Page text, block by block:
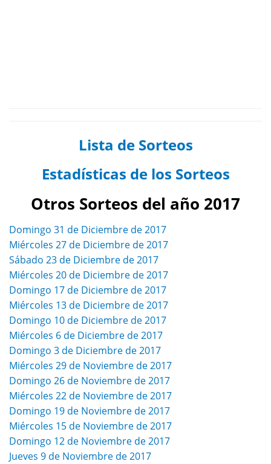
Lista de Sorteos
Estadísticas de los Sorteos
Otros Sorteos del año 2017
Domingo 31 de Diciembre de 2017
Miércoles 27 de Diciembre de 2017
Sábado 23 de Diciembre de 2017
Miércoles 20 de Diciembre de 2017
Domingo 17 de Diciembre de 2017
Miércoles 13 de Diciembre de 2017
Domingo 10 de Diciembre de 2017
Miércoles 6 de Diciembre de 2017
Domingo 3 de Diciembre de 2017
Miércoles 29 de Noviembre de 2017
Domingo 26 de Noviembre de 2017
Miércoles 22 de Noviembre de 2017
Domingo 19 de Noviembre de 2017
Miércoles 15 de Noviembre de 2017
Domingo 12 de Noviembre de 2017
Jueves 9 de Noviembre de 2017